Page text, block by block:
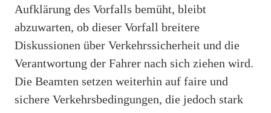
Aufklärung des Vorfalls bemüht, bleibt
abzuwarten, ob dieser Vorfall breitere
Diskussionen über Verkehrssicherheit und die
Verantwortung der Fahrer nach sich ziehen wird.
Die Beamten setzen weiterhin auf faire und
sichere Verkehrsbedingungen, die jedoch stark